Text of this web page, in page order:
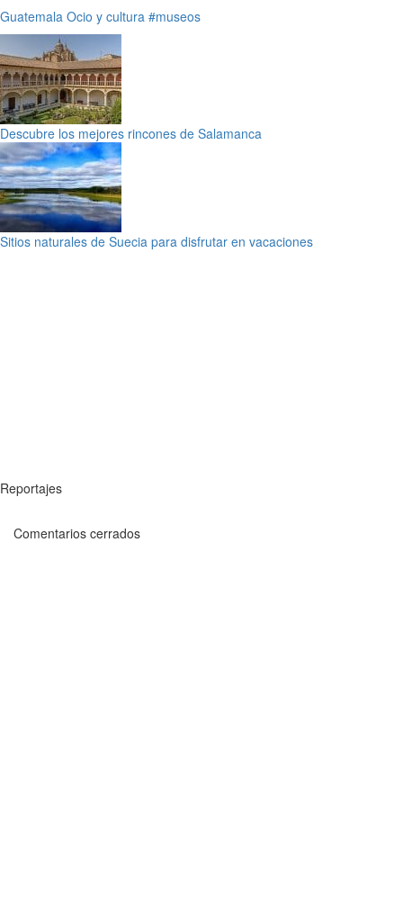
Guatemala Ocio y cultura #museos
Descubre los mejores rincones de Salamanca
Sitios naturales de Suecia para disfrutar en vacaciones
Reportajes
Comentarios cerrados